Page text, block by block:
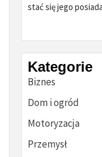
stać się jego
Kategorie
Biznes
Dom i ogród
Motoryzacja
Przemysł